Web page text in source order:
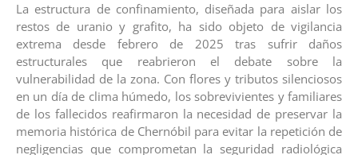
La estructura de confinamiento, diseñada para aislar los
restos de uranio y grafito, ha sido objeto de vigilancia
extrema desde febrero de 2025 tras sufrir daños
estructurales que reabrieron el debate sobre la
vulnerabilidad de la zona. Con flores y tributos silenciosos
en un día de clima húmedo, los sobrevivientes y familiares
de los fallecidos reafirmaron la necesidad de preservar la
memoria histórica de Chernóbil para evitar la repetición de
negligencias que comprometan la seguridad radiológica